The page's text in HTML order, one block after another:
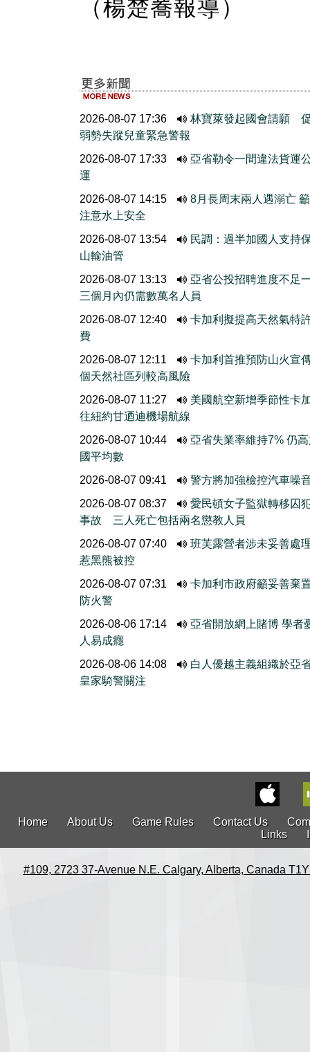
（楊楚蕎報導）
2026-08-07 17:36
林寶萊發起國會請願
弱勢失蹤兒童緊急警報
2026-08-07 17:33
亞省勒令一間違法貨運
運
2026-08-07 14:15
8月長周末兩人遇溺亡
注意水上安全
2026-08-07 13:54
民調：過半加國人支持
山輸油管
2026-08-07 13:13
亞省公投招聘進度不
三個月內仍需數萬名人員
2026-08-07 12:40
卡加利擬提高天然氣特
費
2026-08-07 12:11
卡加利首推預防山火宣
個天然社區列較高風險
2026-08-07 11:27
美國航空新增季節性卡
往紐約甘迺迪機場航線
2026-08-07 10:44
亞省失業率維持7% 仍
國平均數
2026-08-07 09:41
警方將加強檢控汽車噪
2026-08-07 08:37
愛民頓女子監獄轉移囚
事故 三人死亡包括兩名懲教人員
2026-08-07 07:40
班芙露營者涉未妥善處
惹黑熊被控
2026-08-07 07:31
卡加利市政府籲妥善棄
防火警
2026-08-06 17:14
亞省開放網上賭博 學者
人易成癮
2026-08-06 14:08
白人優越主義組織於亞
皇家騎警關注
Home About Us Game Rules Contact Us
Links
#109, 2723 37-Avenue N.E. Calgary, Alberta, Canada